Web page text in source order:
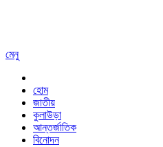
মেনু
হোম
জাতীয়
কুলাউড়া
আন্তর্জাতিক
বিনোদন